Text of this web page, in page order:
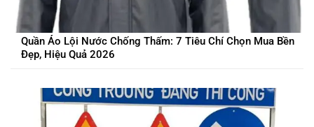
Quần Áo Lội Nước Chống Thấm: 7 Tiêu Chí Chọn Mua Bền
Đẹp, Hiệu Quả 2026